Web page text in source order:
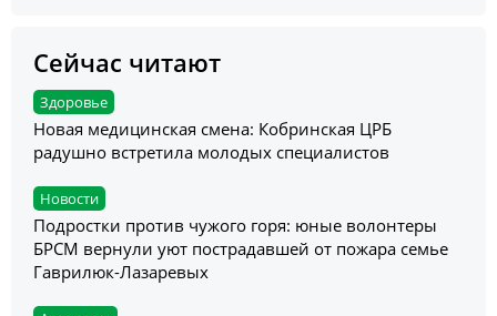
Сейчас читают
Здоровье
Новая медицинская смена: Кобринская ЦРБ
радушно встретила молодых специалистов
Новости
Подростки против чужого горя: юные волонтеры
БРСМ вернули уют пострадавшей от пожара семье
Гаврилюк-Лазаревых